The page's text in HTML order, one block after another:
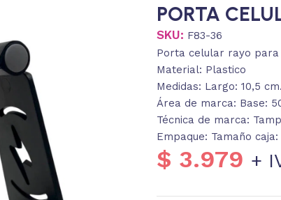
PORTA
SKU: F83-36
Porta celular rayo
Material: Plastico
Medidas: Largo: 10,5
Área de marca: Base:
Técnica de marca:
Empaque: Tamaño
$ 3.979 +